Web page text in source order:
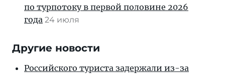
по турпотоку в первой половине 2026
года 24 июля
Другие новости
Российского туриста задержали из-за